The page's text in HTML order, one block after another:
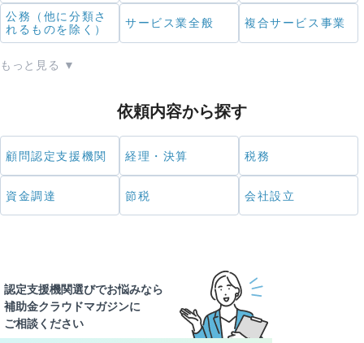
福島県
関東
栃木県 群馬県
新潟県 富山県 石川県
福井県 長野県
公務（他に分類さ
れるものを除く）
サービス業全般 複合サービス事業
もっと見る ▼
依頼内容から探す
顧問認定支援機関 経理・決算 税務
資金調達 節税 会社設立
認定支援機関選びでお悩みなら
補助金クラウドマガジンに
ご相談ください